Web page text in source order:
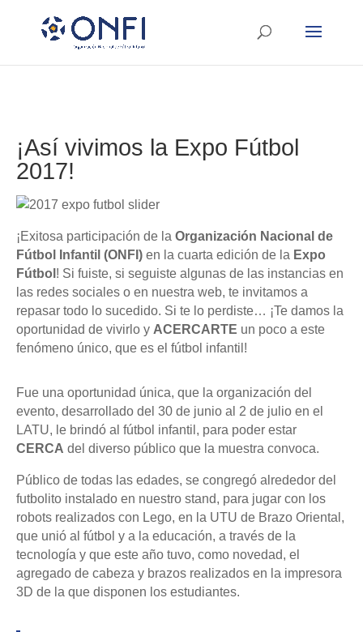
¡Así vivimos la Expo Fútbol
2017!
¡Exitosa participación de la Organización Nacional de
Fútbol Infantil (ONFI) en la cuarta edición de la Expo
Fútbol ! Si fuiste, si seguiste algunas de las instancias en
las redes sociales o en nuestra web, te invitamos a
repasar todo lo sucedido. Si te lo perdiste… ¡Te damos la
oportunidad de vivirlo y ACERCARTE un poco a este
fenómeno único, que es el fútbol infantil!
Fue una oportunidad única, que la organización del
evento, desarrollado del 30 de junio al 2 de julio en el
LATU, le brindó al fútbol infantil, para poder estar
CERCA del diverso público que la muestra convoca.
Público de todas las edades, se congregó alrededor del
futbolito instalado en nuestro stand, para jugar con los
robots realizados con Lego, en la UTU de Brazo Oriental,
que unió al fútbol y a la educación, a través de la
tecnología y que este año tuvo, como novedad, el
agregado de cabeza y brazos realizados en la impresora
3D de la que disponen los estudiantes.